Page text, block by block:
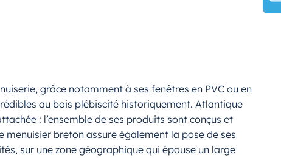
grâce notamment à ses fenêtres en PVC ou en
au bois plébiscité historiquement. Atlantique
: l’ensemble de ses produits sont conçus et
breton assure également la pose de ses
sur une zone géographique qui épouse un large